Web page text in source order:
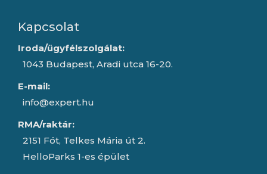
Kapcsolat
Iroda/ügyfélszolgálat:
1043 Budapest, Aradi utca 16-20.
E-mail:
info@expert.hu
RMA/raktár:
2151 Fót, Telkes Mária út 2.
HelloParks 1-es épület